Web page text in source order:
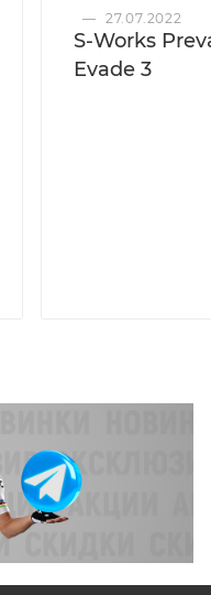
— 27.07.2022
S-Works
Evade 3